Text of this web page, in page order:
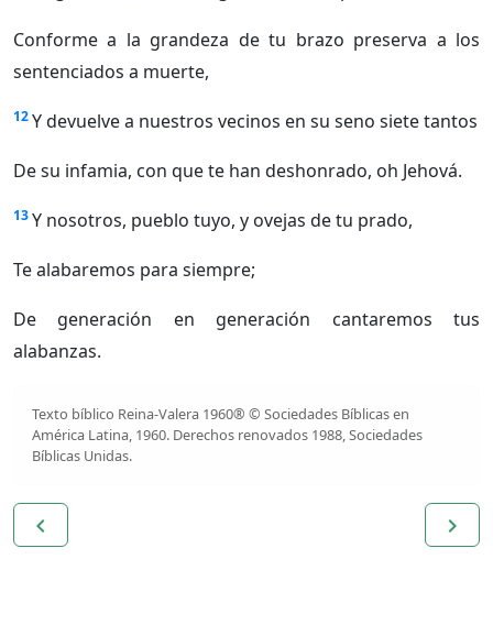
Conforme a la grandeza de tu brazo preserva a los
sentenciados a muerte,
12Y devuelve a nuestros vecinos en su seno siete tantos
De su infamia, con que te han deshonrado, oh Jehová.
13Y nosotros, pueblo tuyo, y ovejas de tu prado,
Te alabaremos para siempre;
De generación en generación cantaremos tus
alabanzas.
Texto bíblico Reina-Valera 1960® © Sociedades Bíblicas en
América Latina, 1960. Derechos renovados 1988, Sociedades
Bíblicas Unidas.
navigate_before navigate_next